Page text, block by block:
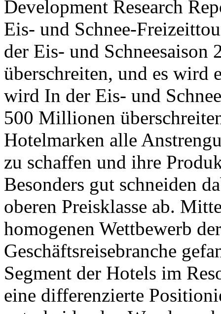
Development Research
Eis- und Schnee-
der Eis- und
überschreiten, und es wird
wird In der Eis- und
500 Millionen
Hotelmarken alle
zu schaffen und ihre
Besonders gut schneiden
oberen Preisklasse ab.
homogenen Wettbewerb
Geschäftsreisebranche
Segment der Hotels im
eine differenzierte